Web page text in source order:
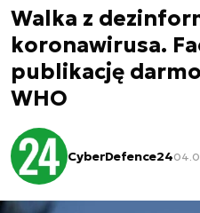
Walka z
koronawirusa.
publikację
WHO
CyberDefence24